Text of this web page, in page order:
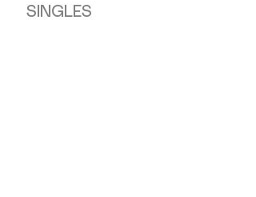
SINGLES